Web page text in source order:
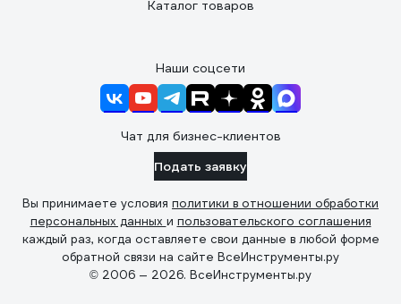
Каталог товаров
Наши соцсети
Чат для бизнес-клиентов
Подать заявку
Вы принимаете условия политики в отношении обработки
персональных данных и пользовательского соглашения
каждый раз, когда оставляете свои данные в любой форме
обратной связи на сайте ВсеИнструменты.ру
© 2006 — 2026. ВсеИнструменты.ру